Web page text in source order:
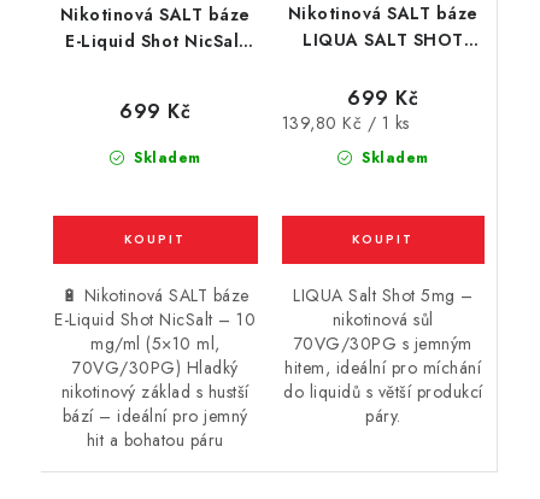
Nikotinová SALT báze
E-Liquid Shot NicSalt
Skladem
699 Kč
🔋 Nikotinová SALT báze
E-Liquid Shot NicSalt – 10
mg/ml (5×10 ml,
70VG/30PG) Hladký
nikotinový základ s hustší
bází – ideální pro jemný
hit a bohatou páru
Nikotinová SALT báze
LIQUA SALT SHOT
/ 5mg
Skladem
699 Kč
Měrná
139,80 Kč / 1 ks
LIQUA Salt Shot 5mg –
nikotinová sůl
70VG/30PG s jemným
hitem, ideální pro míchání
do liquidů s větší produkcí
páry.